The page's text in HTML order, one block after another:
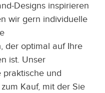
Designs inspirieren
wir gern individuelle
der optimal auf Ihre
ist. Unser
praktische und
Kauf, mit der Sie